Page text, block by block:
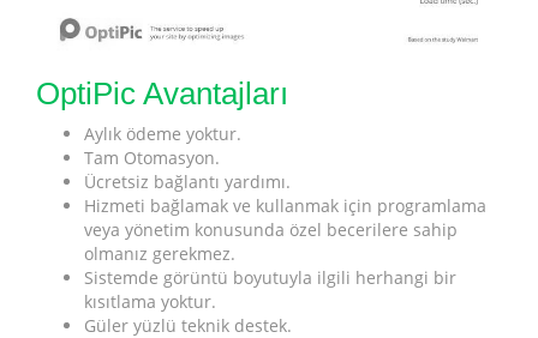
OptiPic Avantajları
Aylık ödeme yoktur.
Tam Otomasyon.
Ücretsiz bağlantı yardımı.
Hizmeti bağlamak ve kullanmak için programlama
veya yönetim konusunda özel becerilere sahip
olmanız gerekmez.
Sistemde görüntü boyutuyla ilgili herhangi bir
kısıtlama yoktur.
Güler yüzlü teknik destek.